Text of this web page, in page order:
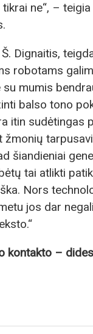
ne“, – teigia
Dignaitis,
robotams
su mumis
balso tono
itin sudėtingas
žmonių
šiandieniai
tai atlikti
Nors
jos dar
kontakto –